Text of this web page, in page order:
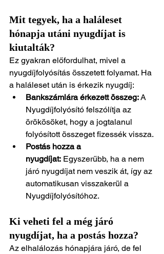
Mit tegyek, ha a haláleset
hónapja utáni nyugdíjat is
kiutalták?
Ez gyakran előfordulhat, mivel a
nyugdíjfolyósítás összetett folyamat. Ha
a haláleset után is érkezik nyugdíj:
Bankszámlára érkezett összeg: A
Nyugdíjfolyósító felszólítja az
örökösöket, hogy a jogtalanul
folyósított összeget fizessék vissza.
Postás hozza a
nyugdíjat: Egyszerűbb, ha a nem
járó nyugdíjat nem veszik át, így az
automatikusan visszakerül a
Nyugdíjfolyósítóhoz.
Ki veheti fel a még járó
nyugdíjat, ha a postás hozza?
Az elhalálozás hónapjára járó, de fel